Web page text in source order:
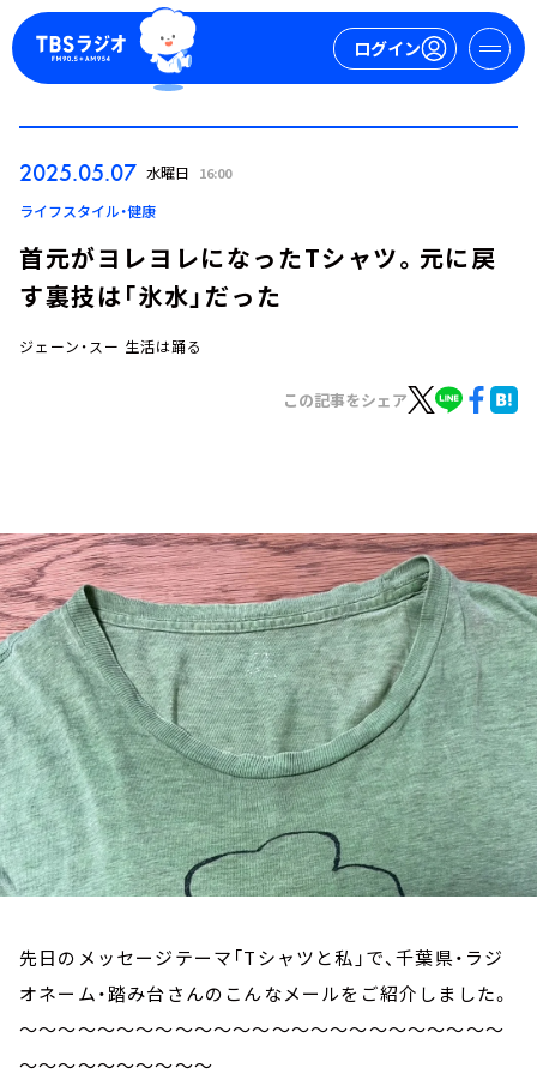
ログイン
ログイン
お知らせ
イベント・グッズ
YouTube
会社情報
2025.05.07 水曜日 16:00
ライフスタイル・健康
首元がヨレヨレになったTシャツ。元に戻
す裏技は「氷水」だった
ジェーン・スー 生活は踊る
この記事をシェア
先日のメッセージテーマ「Tシャツと私」で、千葉県・ラジ
オネーム・踏み台さんのこんなメールをご紹介しました。
～～～～～～～～～～～～～～～～～～～～～～～～～
～～～～～～～～～～